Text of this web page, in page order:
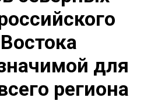
для
региона